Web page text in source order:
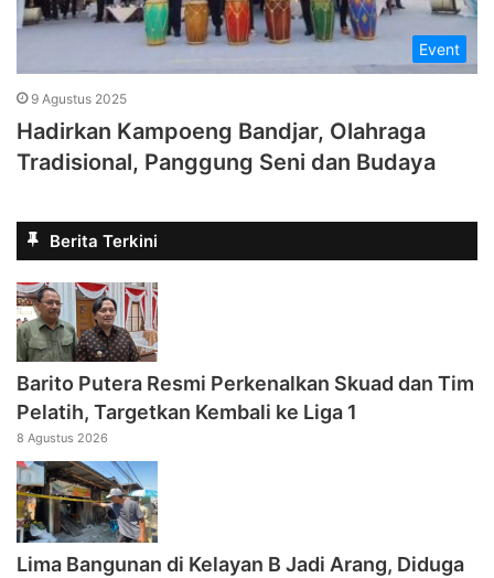
Event
9 Agustus 2025
Hadirkan Kampoeng Bandjar, Olahraga
Tradisional, Panggung Seni dan Budaya
Berita Terkini
Barito Putera Resmi Perkenalkan Skuad dan Tim
Pelatih, Targetkan Kembali ke Liga 1
8 Agustus 2026
Lima Bangunan di Kelayan B Jadi Arang, Diduga